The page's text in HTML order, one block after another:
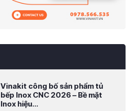
Vinakit công bố sản phẩm tủ
bếp Inox CNC 2026 – Bề mặt
Inox hiệu...